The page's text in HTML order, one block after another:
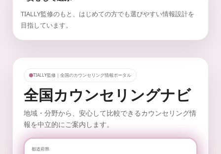
TIALLY監修のもと、はじめての方でも選びやすい情報設計を
目指しています。
TIALLY監修｜全国のカウンセリング情報ポータル
全国カウンセリングナビ
地域・分野から、安心して比較できるカウンセリング情
報を中立的にご案内します。
都道府県